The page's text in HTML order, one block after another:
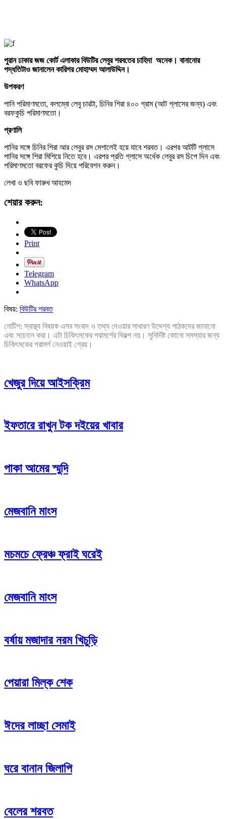
পুরান ঢাকার জজ কোর্ট এলাকার বিউটির লেবুর শরবতের চাহিদা অনেক। বানানোর
পদ্ধতিটাও জানালেন কারিগর মোহাম্মদ আলাউদ্দিন।
উপকরণ
পানি পরিমাণমতো, কলম্বো লেবু চারটা, চিনির শিরা ৪০০ গ্রাম (আট গ্লাসের জন্য) এবং
বরফকুচি পরিমাণমতো।
প্রণালি
পানির সঙ্গে চিনির শিরা আর লেবুর রস মেশালেই হয়ে যাবে শরবত। এরপর আটটি গ্লাসে
পানির সঙ্গে শিরা মিশিয়ে নিতে হবে। এরপর প্রতি গ্লাসে অর্ধেক লেবুর রস চিপে দিন এবং
পরিমাণমতো বরফের কুচি দিয়ে পরিবেশন করুন।
লেখা ও ছবি ফারুখ আহমেদ
শেয়ার করুন:
Print
Telegram
WhatsApp
বিষয়: বিউটির শরবত
নোটিশ: স্বাস্থ্য বিষয়ক এসব সংবাদ ও তথ্য দেওয়ার সাধারণ উদ্দেশ্য পাঠকদের জানানো
এবং সচেতন করা। এটা চিকিৎসকের পরামর্শের বিকল্প নয়। সুনির্দিষ্ট কোনো সমস্যার জন্য
চিকিৎসকের পরামর্শ নেওয়াই শ্রেয়।
খেজুর দিয়ে আইসক্রিম
ইফতারে রাখুন টক দইয়ের খাবার
পাকা আমের স্মুদি
মেজবানি মাংস
মচমচে ফ্রেঞ্চ ফ্রাই ঘরেই
মেজবানি মাংস
বর্ষায় মজাদার নরম খিচুড়ি
পেয়ারা মিল্ক শেক
ঈদের লাচ্ছা সেমাই
ঘরে বানান জিলাপি
বেলের শরবত